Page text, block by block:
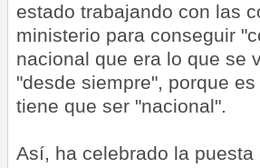
estado trabajando con las
ministerio para conseguir
nacional que era lo que se
"desde siempre", porque
tiene que ser "nacional".
Así, ha celebrado la